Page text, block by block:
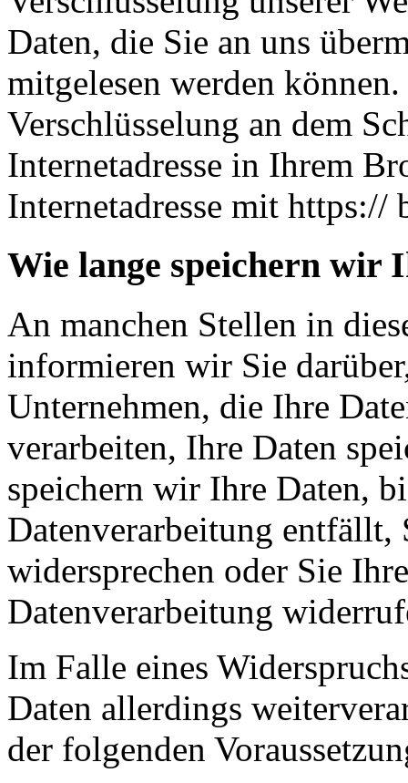
Daten, die Sie an uns
mitgelesen werden
Verschlüsselung an dem
Internetadresse in Ihrem
Internetadresse mit
Wie lange speichern wir
An manchen Stellen in
informieren wir Sie
Unternehmen, die Ihre
verarbeiten, Ihre Daten
speichern wir Ihre Daten,
Datenverarbeitung entfällt,
widersprechen oder Sie
Datenverarbeitung
Im Falle eines
Daten allerdings
der folgenden